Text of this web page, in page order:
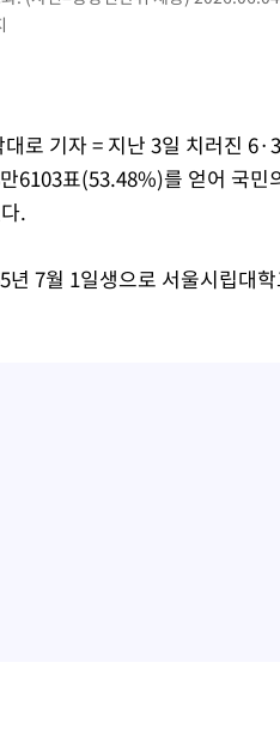
로 기자 = 지난 3일 치러진
6103표(53.48%)를 얻어 국
.
년 7월 1일생으로 서울시립대